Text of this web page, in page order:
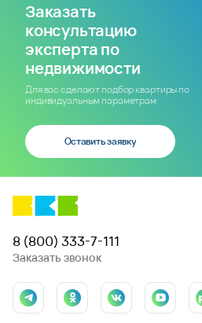
Заказать
консультацию
эксперта по
недвижимости
Для вас сделают подбор квартиры по
индивидуальным параметрам
Оставить заявку
8 (800) 333-7-111
Заказать звонок